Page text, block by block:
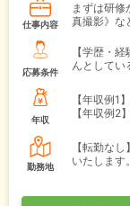
仕事内容
まずは研
真撮影》な
応募条件
【学歴・
んとしてい
年収
【年収例1】
【年収例2】
勤務地
【転勤な
いたします。